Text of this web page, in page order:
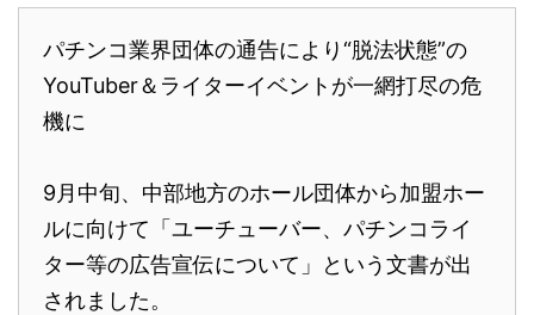
パチンコ業界団体の通告により“脱法状態”の
YouTuber＆ライターイベントが一網打尽の危
機に
9月中旬、中部地方のホール団体から加盟ホー
ルに向けて「ユーチューバー、パチンコライ
ター等の広告宣伝について」という文書が出
されました。